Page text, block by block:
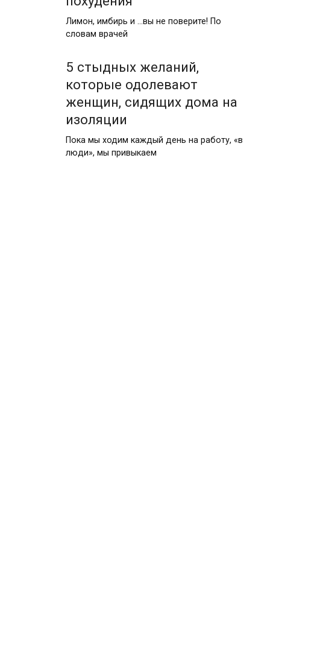
Лимон, имбирь и …вы не поверите! По
словам врачей
5 стыдных желаний,
которые одолевают
женщин, сидящих дома на
изоляции
Пока мы ходим каждый день на работу, «в
люди», мы привыкаем